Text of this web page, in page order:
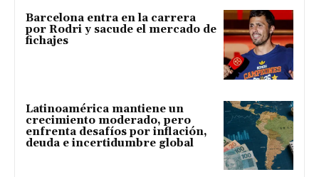
Barcelona entra en la carrera
por Rodri y sacude el mercado de
fichajes
Latinoamérica mantiene un
crecimiento moderado, pero
enfrenta desafíos por inflación,
deuda e incertidumbre global